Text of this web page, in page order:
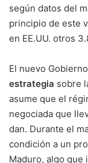
según datos del
principio de este
en EE.UU. otros
El nuevo
estrategia sobre
asume que el
negociada que
dan. Durante el
condición a un
Maduro, algo que